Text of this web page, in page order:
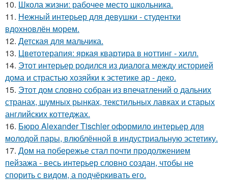
10. Школа жизни: рабочее место школьника.
11. Нежный интерьер для девушки - студентки
вдохновлён морем.
12. Детская для мальчика.
13. Цветотерапия: яркая квартира в ноттинг - хилл.
14. Этот интерьер родился из диалога между историей
дома и страстью хозяйки к эстетике ар - деко.
15. Этот дом словно собран из впечатлений о дальних
странах, шумных рынках, текстильных лавках и старых
английских коттеджах.
16. Бюро Alexander Tischler оформило интерьер для
молодой пары, влюблённой в индустриальную эстетику.
17. Дом на побережье стал почти продолжением
пейзажа - весь интерьер словно создан, чтобы не
спорить с видом, а подчёркивать его.